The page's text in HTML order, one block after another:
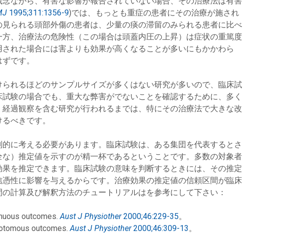
1995;311:1356-9)では、もっとも重症の患者にその治療が施され
られる頭部外傷の患者は、少量の痰の滞留のみられる患者に比べ
、治療法の危険性（この場合は頭蓋内圧の上昇）は症状の重篤度
れた場合には害よりも効果が高くなることが多いにもかかわら
です。
れるほどのサンプルサイズが多くはない研究が多いので、臨床試
験の場合でも、重大な弊害がでないことを確認するために、多く
過観察を含む研究が行われるまでは、特にその治療法で大きな改
べきです。
に考える必要があります。臨床試験は、ある集団を代表するとさ
）推定値を示すのが精一杯であるということです。多数の対象者
を推定できます。臨床試験の意味を判断するときには、その推定
性に影響を与えるからです。治療効果の推定値の信頼区間が臨床
計算及び解釈方法のチュートリアルはを参考にして下さい：
outcomes.Aust J Physiother2000;46:229-35。
outcomes.Aust J Physiother2000;46:309-13。